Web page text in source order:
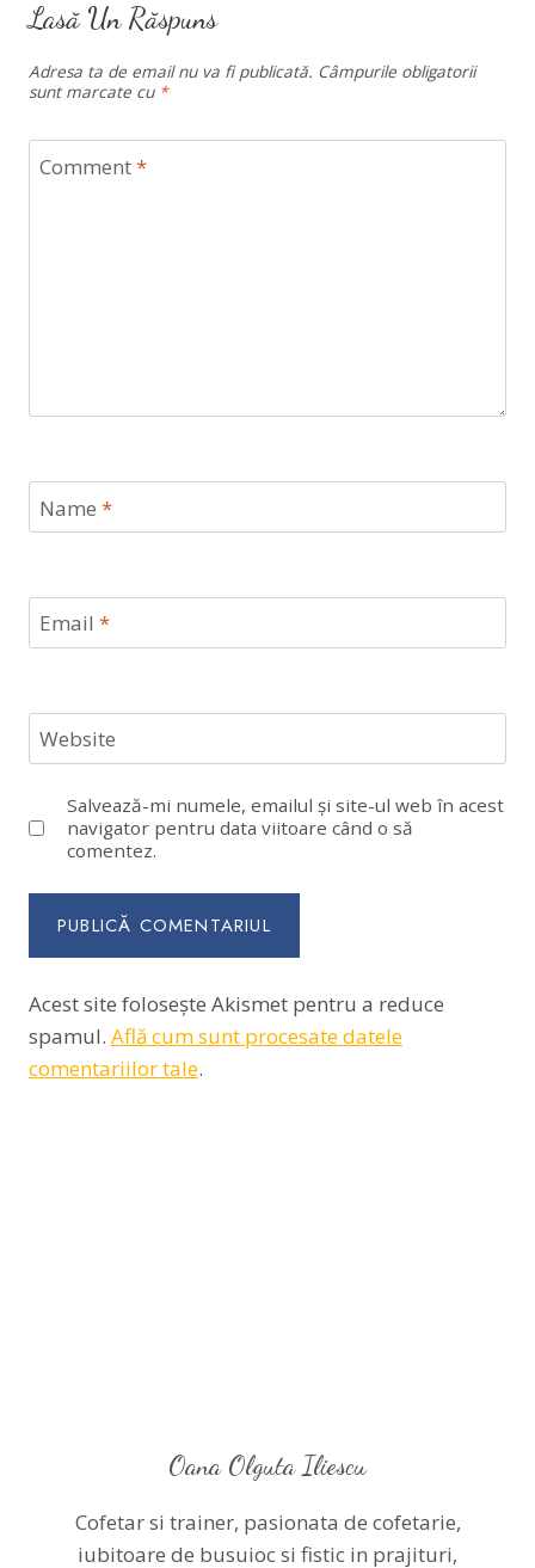
Lasă Un Răspuns
Adresa ta de email nu va fi publicată. Câmpurile obligatorii
sunt marcate cu *
Comment*
Name *
Email *
Website
Salvează-mi numele, emailul și site-ul web în acest
navigator pentru data viitoare când o să
comentez.
Acest site folosește Akismet pentru a reduce
spamul. Află cum sunt procesate datele
comentariilor tale.
Oana Olguta Iliescu
Cofetar si trainer, pasionata de cofetarie,
iubitoare de busuioc si fistic in prajituri,